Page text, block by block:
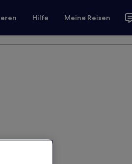
Hilfe Meine Reisen